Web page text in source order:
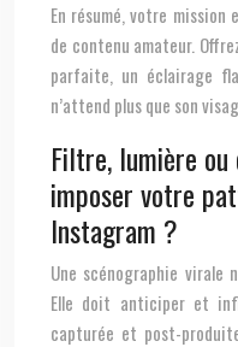
En résumé, votre
de contenu amateur.
parfaite, un éclairage
n’attend plus que son
Filtre, lumière
imposer votre
Instagram ?
Une scénographie virale
Elle doit anticiper et
capturée et post-